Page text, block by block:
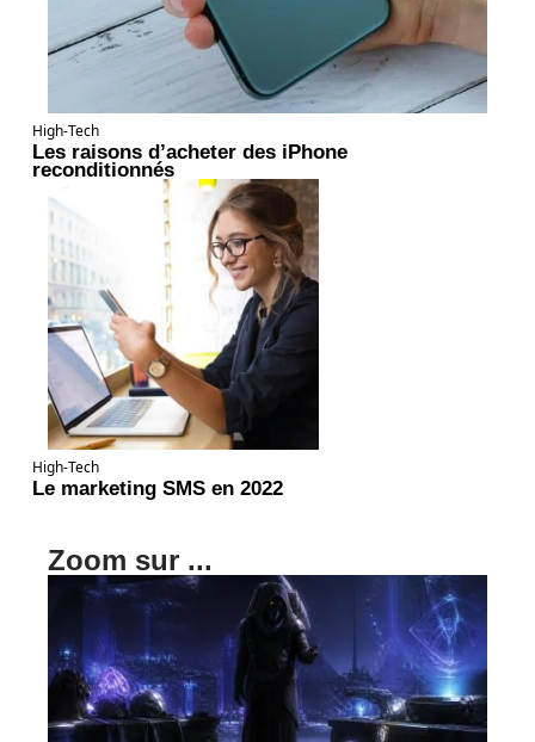
High-Tech
Les raisons d’acheter des iPhone
reconditionnés
High-Tech
Le marketing SMS en 2022
Zoom sur ...